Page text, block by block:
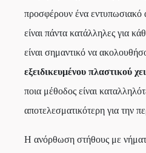
προσφέρουν ένα εντυπωσιακό
είναι πάντα κατάλληλες για
είναι σημαντικό να
εξειδικευμένου πλαστικού
ποια μέθοδος είναι
αποτελεσματικότερη για την
Η ανόρθωση στήθους με